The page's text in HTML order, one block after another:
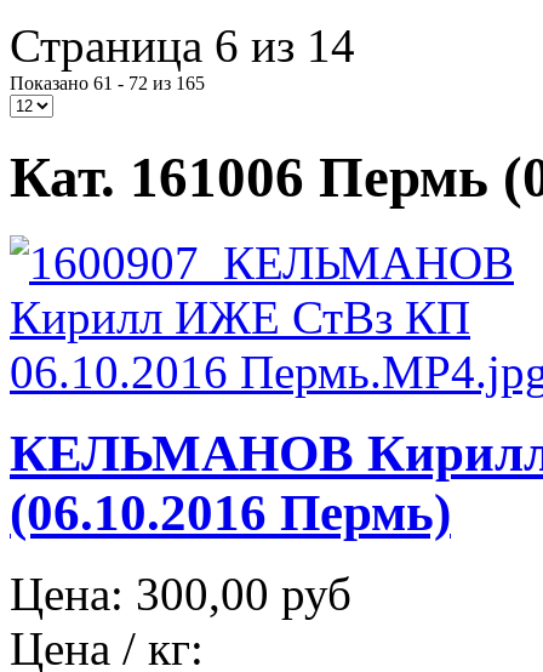
Страница 6 из 14
Показано 61 - 72 из 165
Кат. 161006 Пермь
КЕЛЬМАНОВ
(06.10.2016 Пермь)
Цена: 300,00 руб
Цена / кг: